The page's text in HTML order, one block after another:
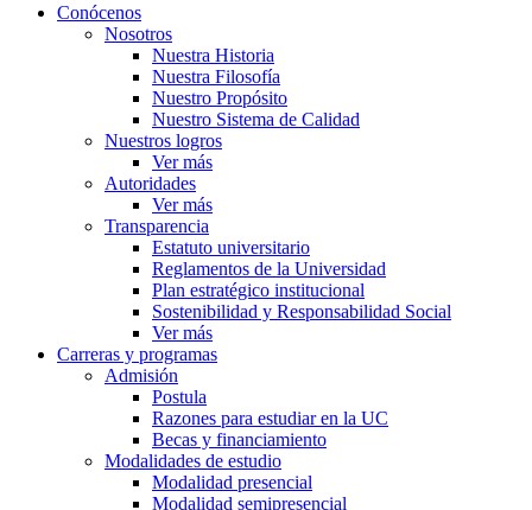
search
Menu
Conócenos
Nosotros
Nuestra Historia
Nuestra Filosofía
Nuestro Propósito
Nuestro Sistema de Calidad
Nuestros logros
Ver más
Autoridades
Ver más
Transparencia
Estatuto universitario
Reglamentos de la Universidad
Plan estratégico institucional
Sostenibilidad y Responsabilidad Social
Ver más
Carreras y programas
Admisión
Postula
Razones para estudiar en la UC
Becas y financiamiento
Modalidades de estudio
Modalidad presencial
Modalidad semipresencial